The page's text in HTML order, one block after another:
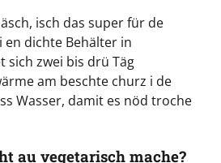
isch das super für de
en dichte Behälter in
sich zwei bis drü Täg
am beschte churz i de
Wasser, damit es nöd troche
au vegetarisch mache?